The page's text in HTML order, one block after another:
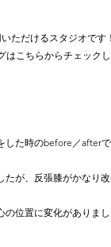
ただけるスタジオです
はこちらからチェック
した時のbefore／after
たが、反張膝がかなり
の位置に変化がありま